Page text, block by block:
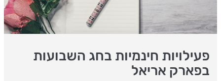
פעילויות חינמיות בחג השבועות
בפארק אריאל